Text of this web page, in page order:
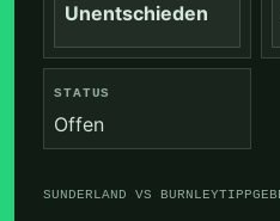
Unentschieden
STATUS
Offen
SUNDERLAND VS BURNLEY